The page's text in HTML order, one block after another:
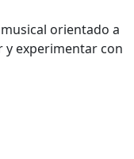
orientado a
y experimentar con